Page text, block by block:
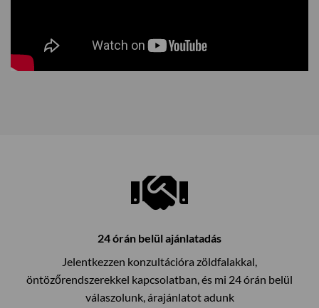
24 órán belül ajánlatadás
Jelentkezzen konzultációra zöldfalakkal,
öntözőrendszerekkel kapcsolatban, és mi 24 órán belül
válaszolunk, árajánlatot adunk